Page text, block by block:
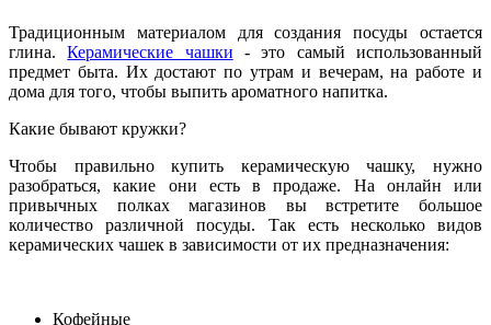
Традиционным материалом для создания посуды остается
глина.Керамические чашки - это самый использованный
предмет быта. Их достают по утрам и вечерам, на работе и
дома для того, чтобы выпить ароматного напитка.
Какие бывают кружки?
Чтобы правильно купить керамическую чашку, нужно
разобраться, какие они есть в продаже. На онлайн или
привычных полках магазинов вы встретите большое
количество различной посуды. Так есть несколько видов
керамических чашек в зависимости от их предназначения:
Кофейные